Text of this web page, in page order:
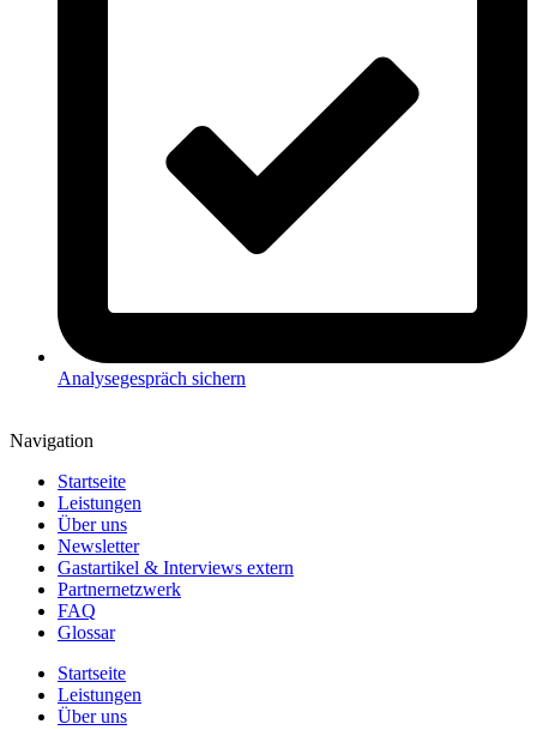
Analysegespräch sichern
Navigation
Startseite
Leistungen
Über uns
Newsletter
Gastartikel & Interviews extern
Partnernetzwerk
FAQ
Glossar
Startseite
Leistungen
Über uns